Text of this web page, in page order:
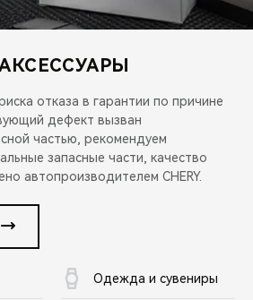
отказа в гарантии по причине
дефект вызван
частью, рекомендуем
запасные части, качество
автопроизводителем CHERY.
Одежда и сувениры